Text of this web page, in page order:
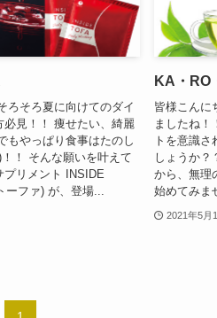
ろそろ夏に向けてのダイ
必見！！ 痩せたい、綺麗
もやっぱり食事はたのし
！ そんな願いを叶えて
プリメント INSIDE
ファ) が、登場...
KA・RO
皆様こんに
ましたね！
トを意識
しょうか？
から、無理
始めてみま
2021年5月